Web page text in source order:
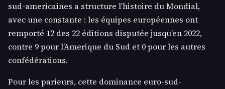
sud-americaines a structure l’histoire du Mondial,
avec une constante : les équipes européennes ont
remporté 12 des 22 éditions disputée jusqu’en 2022,
contre 9 pour l’Amerique du Sud et 0 pour les autres
confédérations.
Pour les parieurs, cette dominance euro-sud-